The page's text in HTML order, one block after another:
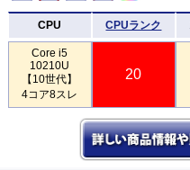
CPU CPUランク
Core i5
10210U
【10世代】
4コア8スレ
20